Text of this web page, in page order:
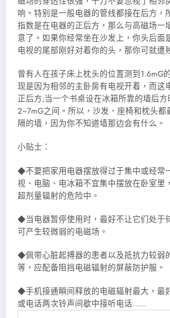
响。特别是一般电器的管线都接在后方，
指数是在电器的正后方，那么与高磁场一
意了。如果你经常坐在沙发上，你头后面
电视的尾部刚好对着你的头，那你可就遭
曾有人在孩子床上枕头的位置测到1.6mG
现是因为相邻的主卧房有电视开着，而这
正后方;当一个书桌设在冰箱所靠的墙后
2~7mG之间。所以，沙发、座椅和枕头都
隔的墙，因为你不知道墙那边会有什么。
小贴士：
◆不要把家用电器摆放得过于集中或经常
视、电脑、电冰箱不宜集中摆放在卧室里
超剂量辐射的危险中。
◆当电器暂停使用时，最好不让它们处于
可产生较微弱的电磁场。
◆佩带心脏起搏器的患者以及抵抗力较弱
等，应配备阻挡电磁辐射的屏蔽防护服。
◆手机接通瞬间释放的电磁辐射最大，最
或电话两次铃声间歇中接听电话……